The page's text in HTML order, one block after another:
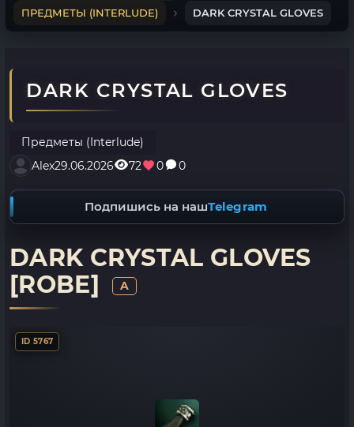
ПРЕДМЕТЫ (INTERLUDE)
DARK CRYSTAL GLOVES
DARK CRYSTAL GLOVES
Предметы (Interlude)
Alex29.06.2026 72 0 0
Подпишись на нашTelegram
DARK CRYSTAL GLOVES
[ROBE]
A
ID 5767